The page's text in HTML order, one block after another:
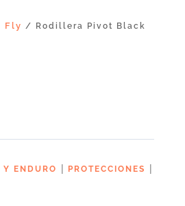
Fly / Rodillera Pivot Black
Y ENDURO | PROTECCIONES |